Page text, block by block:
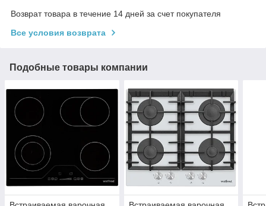
Возврат товара в течение 14 дней за счет покупателя
Все условия возврата
Подобные товары компании